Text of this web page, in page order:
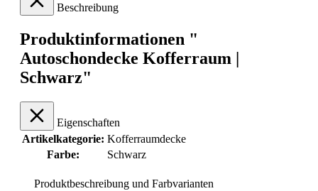
Beschreibung
Produktinformationen "
Autoschondecke Kofferraum |
Schwarz"
Eigenschaften
Artikelkategorie: Kofferraumdecke
Farbe:
Schwarz
Produktbeschreibung und Farbvarianten